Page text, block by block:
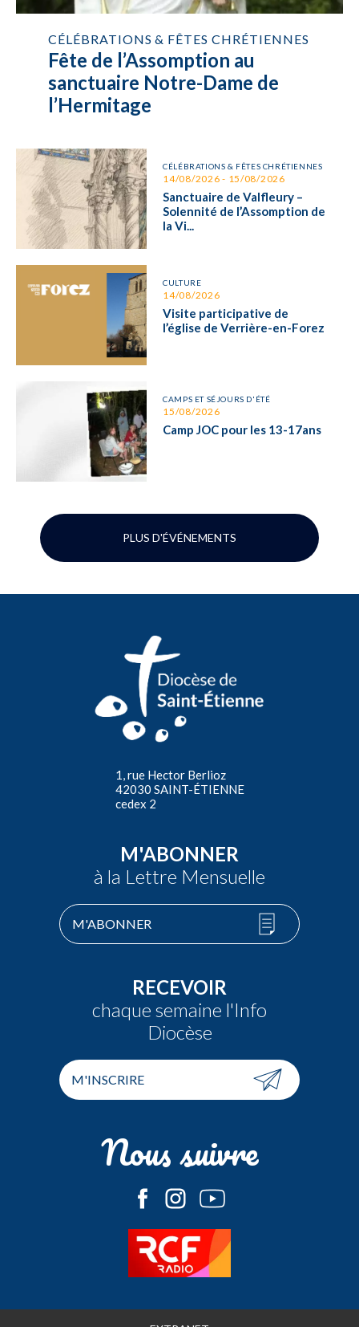
PLUS D'ÉVÉNEMENTS
CÉLÉBRATIONS & FÊTES CHRÉTIENNES
Fête de l’Assomption au
sanctuaire Notre-Dame de
l’Hermitage
CÉLÉBRATIONS & FÊTES CHRÉTIENNES
14/08/2026 - 15/08/2026
Sanctuaire de Valfleury –
Solennité de l’Assomption de
la Vi...
CULTURE
14/08/2026
Visite participative de
l’église de Verrière-en-Forez
CAMPS ET SÉJOURS D'ÉTÉ
15/08/2026
Camp JOC pour les 13-17ans
1, rue Hector Berlioz
42030 SAINT-ÉTIENNE
cedex 2
M'ABONNER
à la Lettre Mensuelle
M'ABONNER
RECEVOIR
chaque semaine l'Info
Diocèse
M'INSCRIRE
Nous suivre